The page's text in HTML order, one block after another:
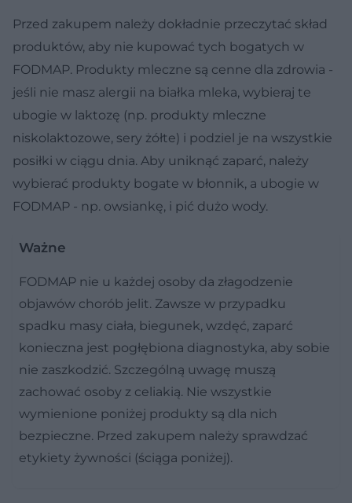
Przed zakupem należy dokładnie przeczytać skład
produktów, aby nie kupować tych bogatych w
FODMAP. Produkty mleczne są cenne dla zdrowia -
jeśli nie masz alergii na białka mleka, wybieraj te
ubogie w laktozę (np. produkty mleczne
niskolaktozowe, sery żółte) i podziel je na wszystkie
posiłki w ciągu dnia. Aby uniknąć zaparć, należy
wybierać produkty bogate w błonnik, a ubogie w
FODMAP - np. owsiankę, i pić dużo wody.
Ważne
FODMAP nie u każdej osoby da złagodzenie
objawów chorób jelit. Zawsze w przypadku
spadku masy ciała, biegunek, wzdęć, zaparć
konieczna jest pogłębiona diagnostyka, aby sobie
nie zaszkodzić. Szczególną uwagę muszą
zachować osoby z celiakią. Nie wszystkie
wymienione poniżej produkty są dla nich
bezpieczne. Przed zakupem należy sprawdzać
etykiety żywności (ściąga poniżej).